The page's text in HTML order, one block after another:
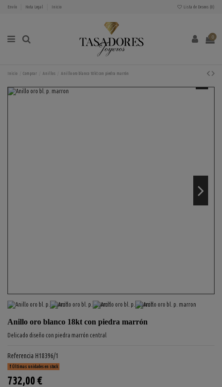
Envío Nota Legal Inicio Lista de Deseos (0)
0
Inicio Comprar Anillos Anillo oro blanco 18kt con piedra marrón
Anillo oro blanco 18kt con piedra marrón
Delicado diseño con piedra marrón central
Referencia H18396/1
Últimas unidades en stock
732,00 €